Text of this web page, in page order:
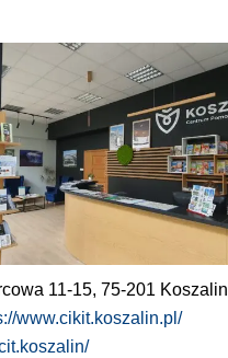
11-15, 75-201 Koszalin
www.cikit.koszalin.pl/